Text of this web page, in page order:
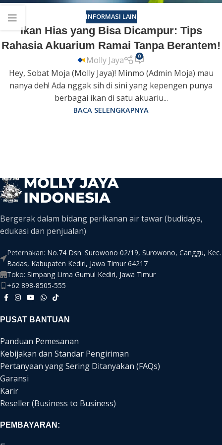
INFORMASI LAIN
Ikan Hias yang Bisa Dicampur: Tips
Rahasia Akuarium Ramai Tanpa Berantem!
Molly Jaya 0
Hey, Sobat Moja (Molly Jaya)! Minmo (Admin Moja) mau
nanya deh! Ada nggak sih di sini yang kepengen punya
berbagai ikan di satu akuariu...
BACA SELENGKAPNYA
Bergerak dalam bidang perikanan air tawar (budidaya,
edukasi dan penjualan)
Peternakan: No.74 Dsn. Surowono 02/19, Surowono, Canggu, Kec.
Badas, Kabupaten Kediri, Jawa Timur 64217
Toko: Simpang Lima Gumul Kediri, Jawa Timur
+62 898-8505-555
PUSAT BANTUAN
Panduan Pemesanan
Kebijakan dan Standar Pengiriman
Pertanyaan yang Sering Ditanyakan (FAQs)
Garansi
Karir
Reseller (Business to Business)
PEMBAYARAN: